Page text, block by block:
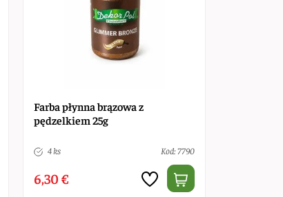
Farba płynna brązowa z
pędzelkiem 25g
4 ks Kod: 7790
6,30 €